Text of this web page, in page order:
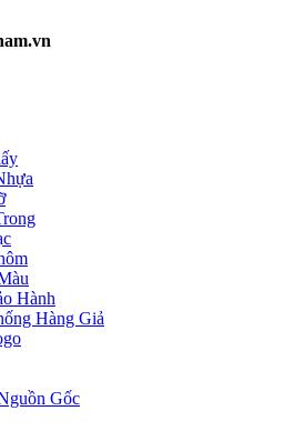
Hành
Hàng Giả
Gốc